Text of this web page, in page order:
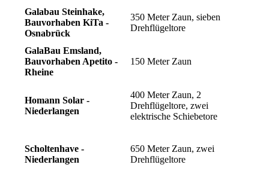
Galabau Steinhake,
Bauvorhaben KiTa -
Osnabrück
350 Meter Zaun, sieben
Drehflügeltore
GalaBau Emsland,
Bauvorhaben Apetito -
Rheine
150 Meter Zaun
Homann Solar -
Niederlangen
400 Meter Zaun, 2
Drehflügeltore, zwei
elektrische Schiebetore
Scholtenhave -
Niederlangen
650 Meter Zaun, zwei
Drehflügeltore